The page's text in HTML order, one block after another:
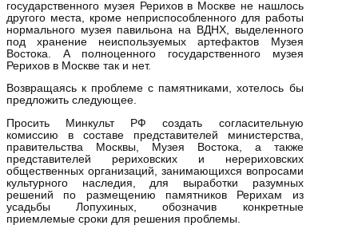
государственного музея Рерихов в Москве не нашлось
другого места, кроме неприспособленного для работы
нормального музея павильона на ВДНХ, выделенного
под хранение неиспользуемых артефактов Музея
Востока. А полноценного государственного музея
Рерихов в Москве так и нет.
Возвращаясь к проблеме с памятниками, хотелось бы
предложить следующее.
Просить Минкульт РФ создать согласительную
комиссию в составе представителей министерства,
правительства Москвы, Музея Востока, а также
представителей рериховских и нерериховских
общественных организаций, занимающихся вопросами
культурного наследия, для выработки разумных
решений по размещению памятников Рерихам из
усадьбы Лопухиных, обозначив конкретные
приемлемые сроки для решения проблемы.